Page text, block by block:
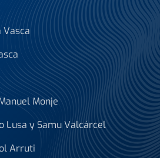
Vasca
Monje
Lusa y Samu Valcárcel
Arruti